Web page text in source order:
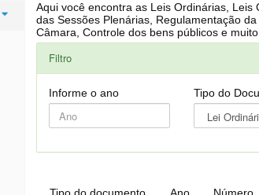
Aqui você encontra as Leis Ordinárias, Leis Complementares, Portarias, Decretos, Atas, PPA, LDO, LOA, RREO, Resoluções, RGF, Lei Orgânica, Regimento Interno, Pauta
das Sessões Plenárias, Regulamentação da LAI, Atos de Julgamento do Governo, Agenda Externa do presidente, Relatório do Controle Interno, Projetos em tramitação na
Câmara,
Filtro
Informe o ano Tipo do